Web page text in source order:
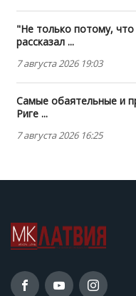
"Не только потому,
рассказал ...
7 августа 2026 19:03
Самые обаятельные и
Риге ...
7 августа 2026 16:25